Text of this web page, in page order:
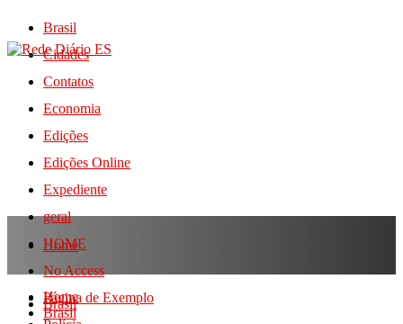
Brasil
Cidades
Contatos
Economia
Edições
Edições Online
Expediente
geral
HOME
No Access
Página de Exemplo
Home
Brasil
Home
Brasil